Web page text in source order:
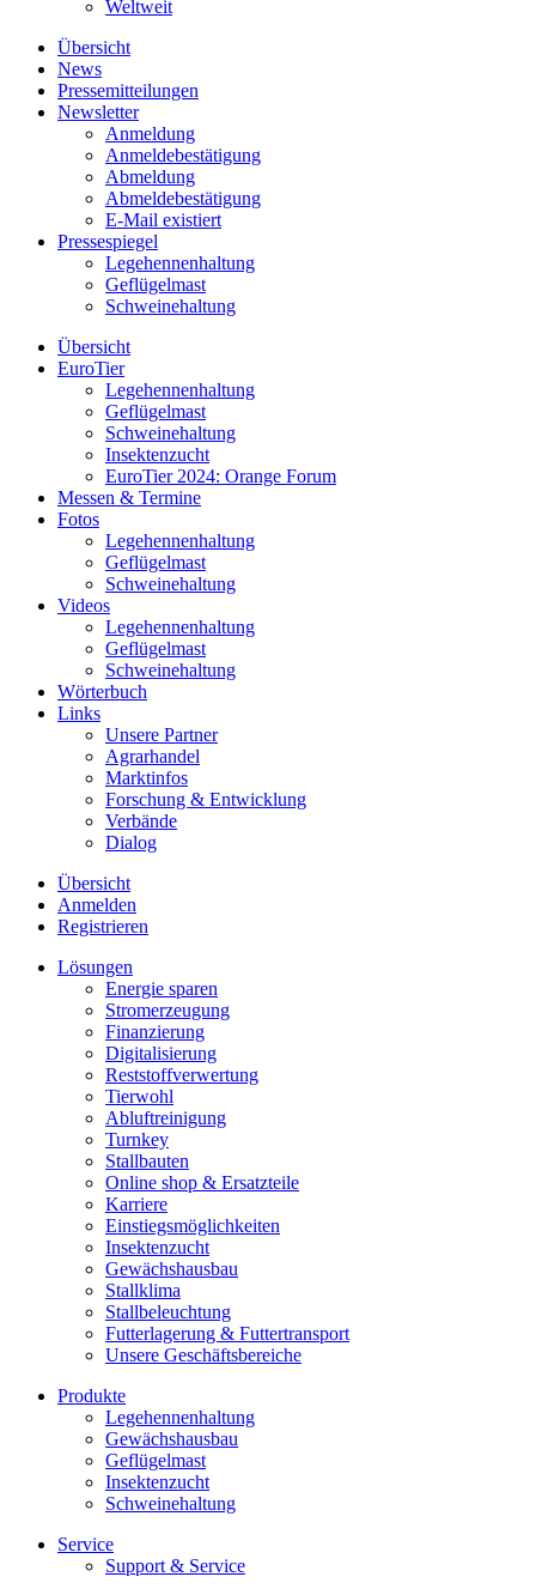
Weltweit
Übersicht
News
Pressemitteilungen
Newsletter
Anmeldung
Anmeldebestätigung
Abmeldung
Abmeldebestätigung
E-Mail existiert
Pressespiegel
Legehennenhaltung
Geflügelmast
Schweinehaltung
Übersicht
EuroTier
Legehennenhaltung
Geflügelmast
Schweinehaltung
Insektenzucht
EuroTier 2024: Orange Forum
Messen & Termine
Fotos
Legehennenhaltung
Geflügelmast
Schweinehaltung
Videos
Legehennenhaltung
Geflügelmast
Schweinehaltung
Wörterbuch
Links
Unsere Partner
Agrarhandel
Marktinfos
Forschung & Entwicklung
Verbände
Dialog
Übersicht
Anmelden
Registrieren
Lösungen
Energie sparen
Stromerzeugung
Finanzierung
Digitalisierung
Reststoffverwertung
Tierwohl
Abluftreinigung
Turnkey
Stallbauten
Online shop & Ersatzteile
Karriere
Einstiegsmöglichkeiten
Insektenzucht
Gewächshausbau
Stallklima
Stallbeleuchtung
Futterlagerung & Futtertransport
Unsere Geschäftsbereiche
Produkte
Legehennenhaltung
Gewächshausbau
Geflügelmast
Insektenzucht
Schweinehaltung
Service
Support & Service